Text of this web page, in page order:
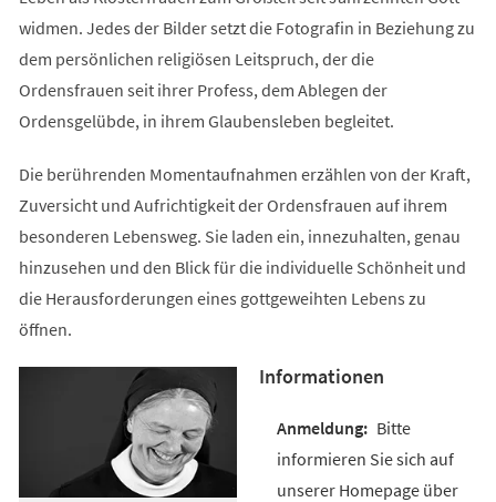
widmen. Jedes der Bilder setzt die Fotografin in Beziehung zu
dem persönlichen religiösen Leitspruch, der die
Ordensfrauen seit ihrer Profess, dem Ablegen der
Ordensgelübde, in ihrem Glaubensleben begleitet.
Die berührenden Momentaufnahmen erzählen von der Kraft,
Zuversicht und Aufrichtigkeit der Ordensfrauen auf ihrem
besonderen Lebensweg. Sie laden ein, innezuhalten, genau
hinzusehen und den Blick für die individuelle Schönheit und
die Herausforderungen eines gottgeweihten Lebens zu
öffnen.
Informationen
Bitte
informieren Sie sich auf
unserer Homepage über